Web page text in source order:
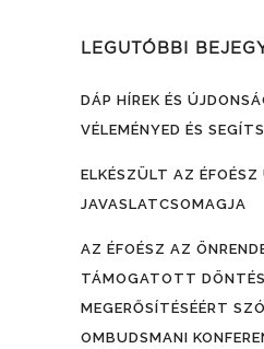
LEGUTÓBBI
DÁP HÍREK ÉS
VÉLEMÉNYED ÉS
ELKÉSZÜLT AZ
JAVASLATCSOMAGJA
AZ ÉFOÉSZ AZ
TÁMOGATOTT
MEGERŐSÍTÉSÉÉRT
OMBUDSMANI